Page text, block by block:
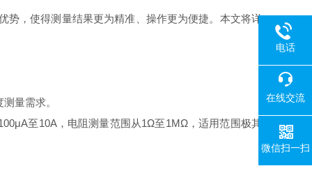
势，使得测量结果更为精准、操作更为便捷。本文将详
量需求。
至10A，电阻测量范围从1Ω至1MΩ，适用范围极其
电话
在线交流
微信扫一扫